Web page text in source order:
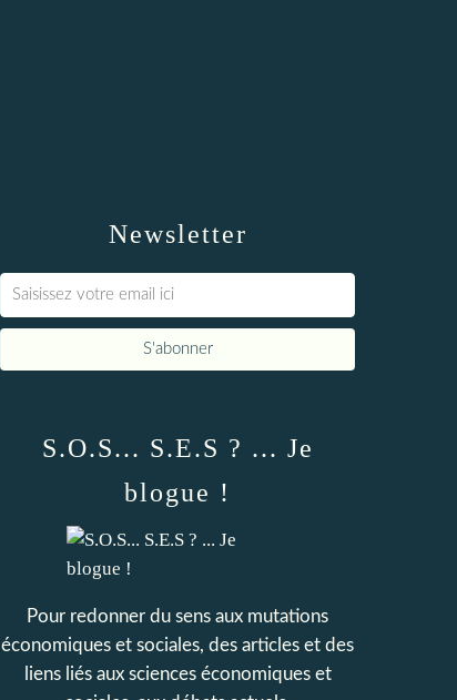
Newsletter
S.O.S... S.E.S ? ... Je
blogue !
Pour redonner du sens aux mutations
économiques et sociales, des articles et des
liens liés aux sciences économiques et